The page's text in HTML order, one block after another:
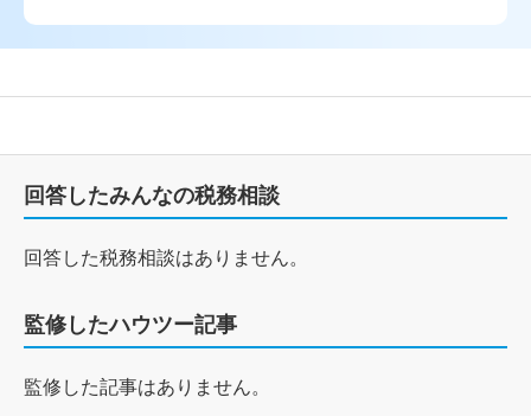
回答したみんなの税務相談
回答した税務相談はありません。
監修したハウツー記事
監修した記事はありません。